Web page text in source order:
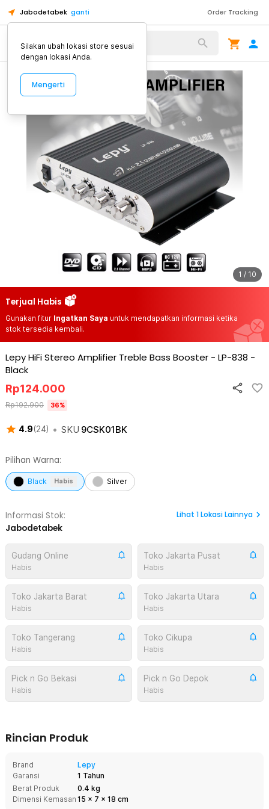
Jabodetabek ganti Order Tracking
Alat Kopi
1 / 10
Terjual Habis
Gunakan fitur Ingatkan Saya untuk mendapatkan informasi ketika
stok tersedia kembali.
Lepy HiFi Stereo Amplifier Treble Bass Booster - LP-838 -
Black
4.9(24) • SKU 9CSK01BK
Rp124.000
Rp192.900 36%
Pilihan Warna:
Black Habis Silver
Informasi Stok:
Jabodetabek
Lihat 1Lokasi Lainnya
Gudang Online
Habis
Toko Jakarta Pusat
Habis
Toko Jakarta Barat
Habis
Toko Jakarta Utara
Habis
Toko Tangerang
Habis
Toko Cikupa
Habis
Pick n Go Bekasi
Habis
Pick n Go Depok
Habis
Rincian Produk
Brand
Lepy
Garansi
1 Tahun
Berat Produk
0.4 kg
Dimensi Kemasan 15 x 7 x 18 cm
Silakan ubah lokasi store sesuai
dengan lokasi Anda.
Mengerti